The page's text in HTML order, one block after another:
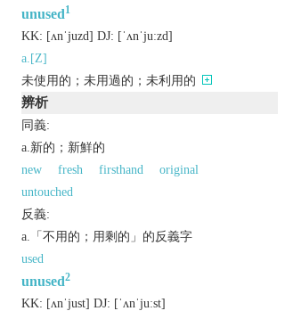
unused1
KK: [ʌnˈjuzd] DJ: [ˈʌnˈjuːzd]
a.[Z]
未使用的；未用過的；未利用的
辨析
同義:
a.新的；新鮮的
new
fresh firsthand
original
untouched
反義:
a.「不用的；用剩的」的反義字
used
unused2
KK: [ʌnˈjust] DJ: [ˈʌnˈjuːst]